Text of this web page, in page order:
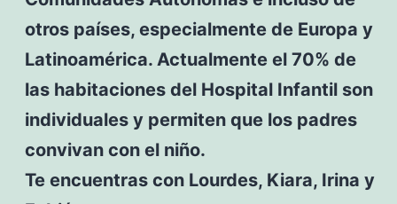
otros países, especialmente de Europa y
Latinoamérica. Actualmente el 70% de
las habitaciones del Hospital Infantil son
individuales y permiten que los padres
convivan con el niño.
Te encuentras con Lourdes, Kiara, Irina y